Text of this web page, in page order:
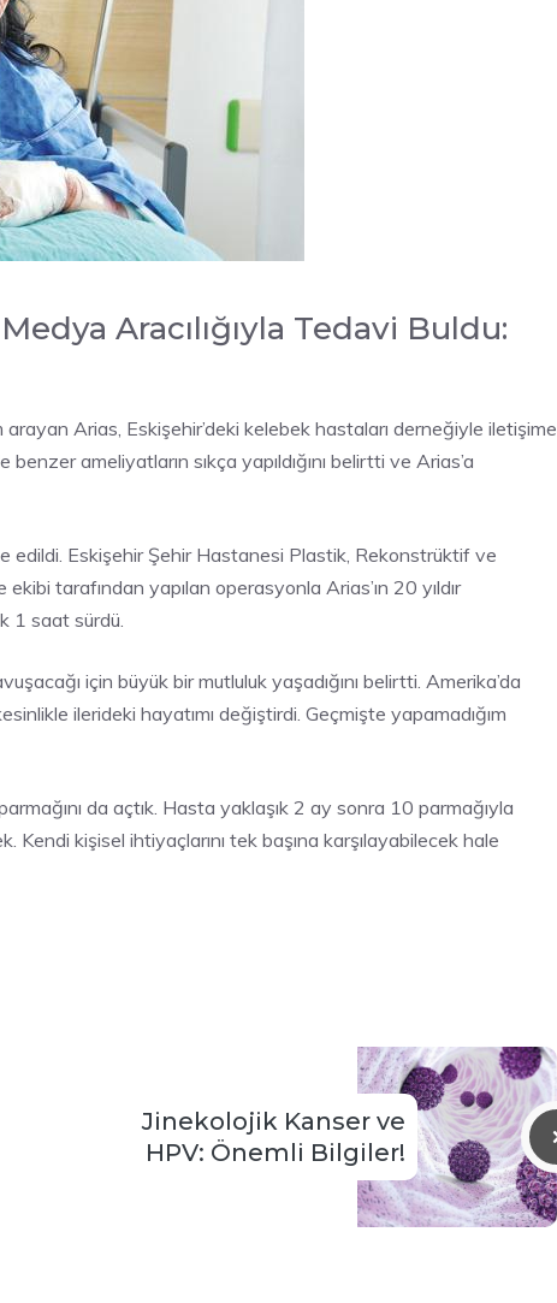
Aracılığıyla Tedavi Buldu:
arayan Arias, Eskişehir’deki kelebek hastaları derneğiyle iletişime
ameliyatların sıkça yapıldığını belirtti ve Arias’a
edildi. Eskişehir Şehir Hastanesi Plastik, Rekonstrüktif ve
tarafından yapılan operasyonla Arias’ın 20 yıldır
1 saat sürdü.
için büyük bir mutluluk yaşadığını belirtti. Amerika’da
ilerideki hayatımı değiştirdi. Geçmişte yapamadığım
da açtık. Hasta yaklaşık 2 ay sonra 10 parmağıyla
kişisel ihtiyaçlarını tek başına karşılayabilecek hale
Jinekolojik Kanser ve
HPV: Önemli Bilgiler!